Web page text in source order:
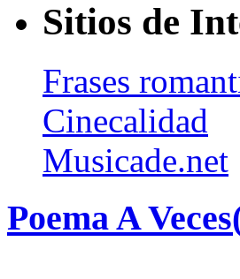
Sitios de
Frases
Cinecalidad
Musicade.net
Poema A